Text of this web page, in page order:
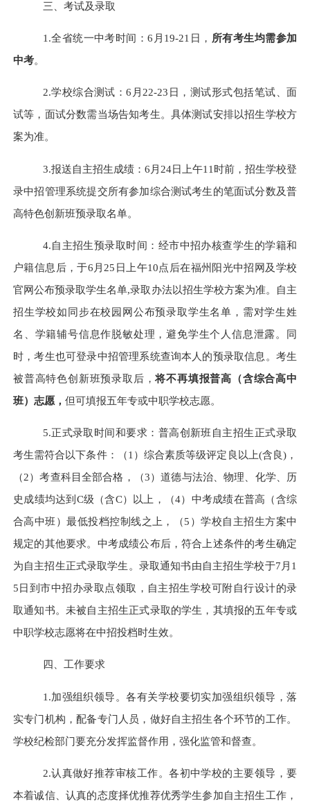
三、 考试及录取
1.全省统一中考时间：6月19-21日， 所有考生均需参加
中考。
2.学校综合测试：6月22-23日，测试形式包括笔试、面
试等，面试分数需当场告知考生。具体测试安排以招生学校方
案为准。
3.报送自主招生成绩： 6月24日上午11时前，招生学校登
录中招管理系统提交所有参加综合测试考生的笔面试分数及普
高特色创新班预录取名单。
4.自主招生预录取时间： 经市中招办核查学生的学籍和
户籍信息后，于6月25日上午10点后在福州阳光中招网及学校
官网公布预录取学生名单,录取办法以招生学校方案为准。自主
招生学校如同步在校园网公布预录取学生名单，需对学生姓
名、学籍辅号信息作脱敏处理，避免学生个人信息泄露。同
时，考生也可登录中招管理系统查询本人的预录取信息。考生
被普高特色创新班预录取后，将不再填报普高（含综合高中
班）志愿， 但可填报五年专或中职学校志愿。
5.正式录取时间和要求：普高创新班自主招生正式录取
考生需符合以下条件：（1）综合素质等级评定良以上(含良)，
（2）考查科目全部合格，（3）道德与法治、物理、化学、历
史成绩均达到C级（含C）以上，（4）中考成绩在普高（含综
合高中班）最低投档控制线之上，（5）学校自主招生方案中
规定的其他要求。中考成绩公布后，符合上述条件的考生确定
为自主招生正式录取学生。录取通知书由自主招生学校于7月1
5日到市中招办录取点领取，自主招生学校可附自行设计的录
取通知书。未被自主招生正式录取的学生，其填报的五年专或
中职学校志愿将在中招投档时生效。
四、工作要求
1.加强组织领导。各有关学校要切实加强组织领导，落
实专门机构，配备专门人员，做好自主招生各个环节的工作。
学校纪检部门要充分发挥监督作用，强化监管和督查。
2.认真做好推荐审核工作。各初中学校的主要领导，要
本着诚信、认真的态度择优推荐优秀学生参加自主招生工作，